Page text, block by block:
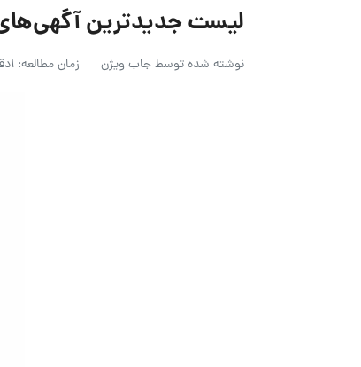
لیست جدیدترین آگهی‌های
نوشته شده توسطجاب ویژن زمان مطالعه: 1دقیقه